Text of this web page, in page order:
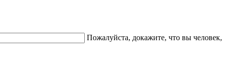
Пожалуйста, докажите, что вы человек,